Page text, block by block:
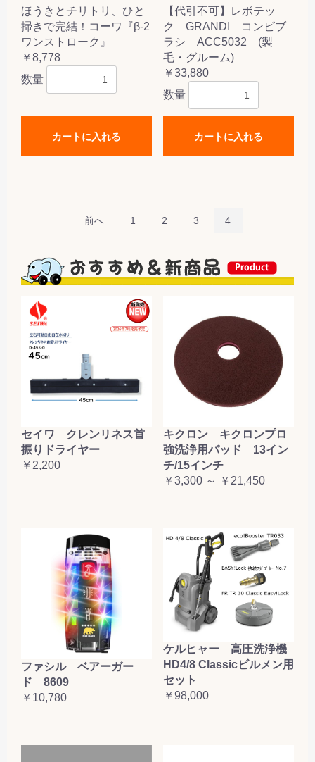
ほうきとチリトリ、ひと
掃きで完結！コーワ『β-2
ワンストローク』
￥8,778
数量
カートに入れる
【代引不可】レボテッ
ク GRANDI コンビブ
ラシ ACC5032 (製
毛・グルーム)
￥33,880
数量
カートに入れる
前へ 1 2 3 4
セイワ クレンリネス首
振りドライヤー
￥2,200
キクロン キクロンプロ
強洗浄用パッド 13イン
チ/15インチ
￥3,300 ～ ￥21,450
ファシル ベアーガー
ド 8609
￥10,780
ケルヒャー 高圧洗浄機
HD4/8 Classicビルメン用
セット
￥98,000